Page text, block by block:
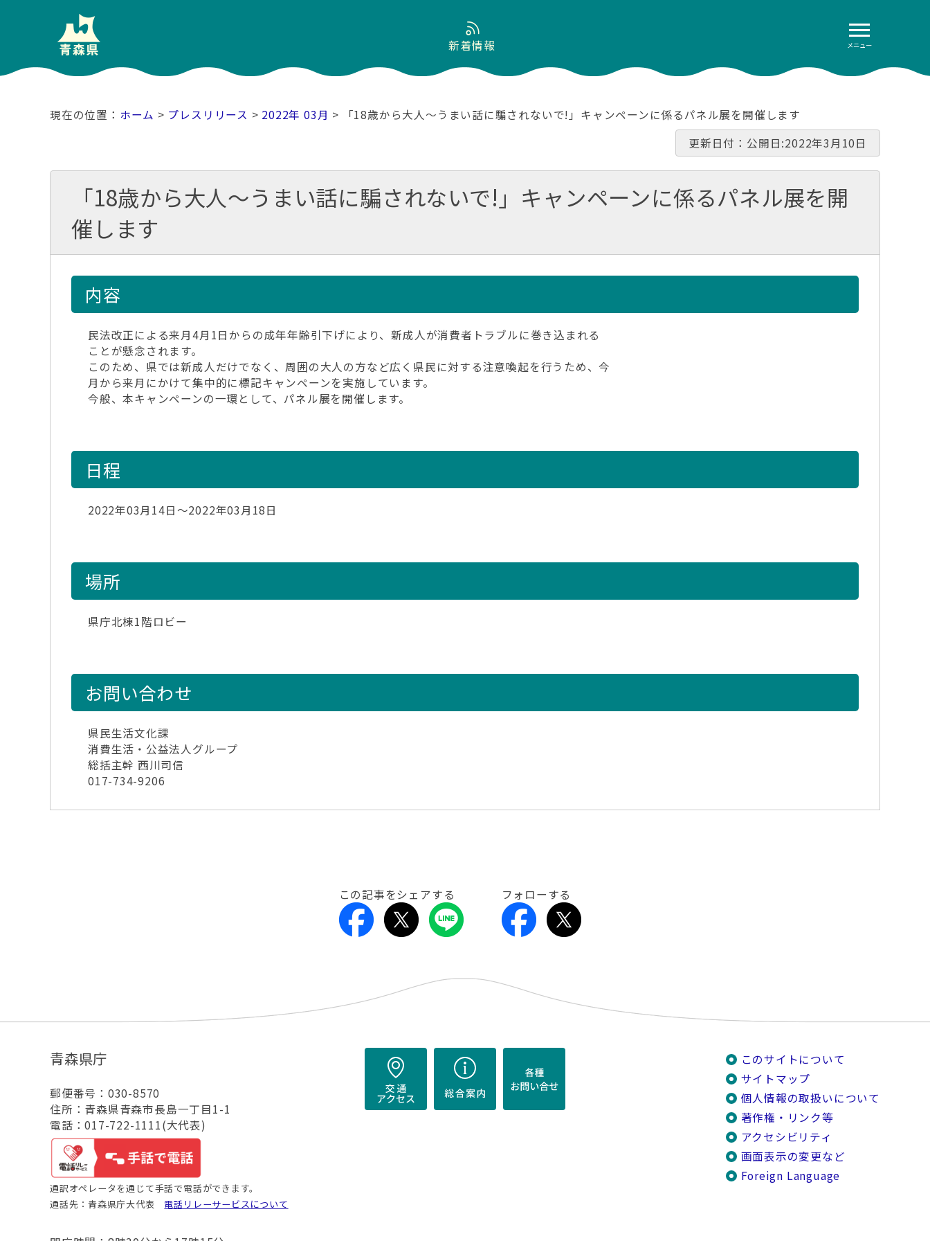
メニュー
新着情報
ホーム > プレスリリース > 2022年 03月 > 「18歳から大人～うまい話に騙されないで!」キャンペーンに係るパネル展を開催します
更新日付：公開日:2022年3月10日
「18歳から大人～うまい話に騙されないで!」キャンペーンに係るパネル展を開
催します
内容
民法改正による来月4月1日からの成年年齢引下げにより、新成人が消費者トラブルに巻き込まれる
ことが懸念されます。
このため、県では新成人だけでなく、周囲の大人の方など広く県民に対する注意喚起を行うため、今
月から来月にかけて集中的に標記キャンペーンを実施しています。
今般、本キャンペーンの一環として、パネル展を開催します。
日程
2022年03月14日～2022年03月18日
場所
県庁北棟1階ロビー
お問い合わせ
県民生活文化課
消費生活・公益法人グループ
総括主幹 西川司信
017-734-9206
この記事をシェアする フォローする
青森県庁
郵便番号：030-8570
住所：青森県青森市長島一丁目1-1
電話：017-722-1111(大代表)
通訳オペレータを通じて手話で電話ができます。
通話先：青森県庁大代表 電話リレーサービスについて
このサイトについて
サイトマップ
個人情報の取扱いについて
著作権・リンク等
アクセシビリティ
画面表示の変更など
Foreign Language